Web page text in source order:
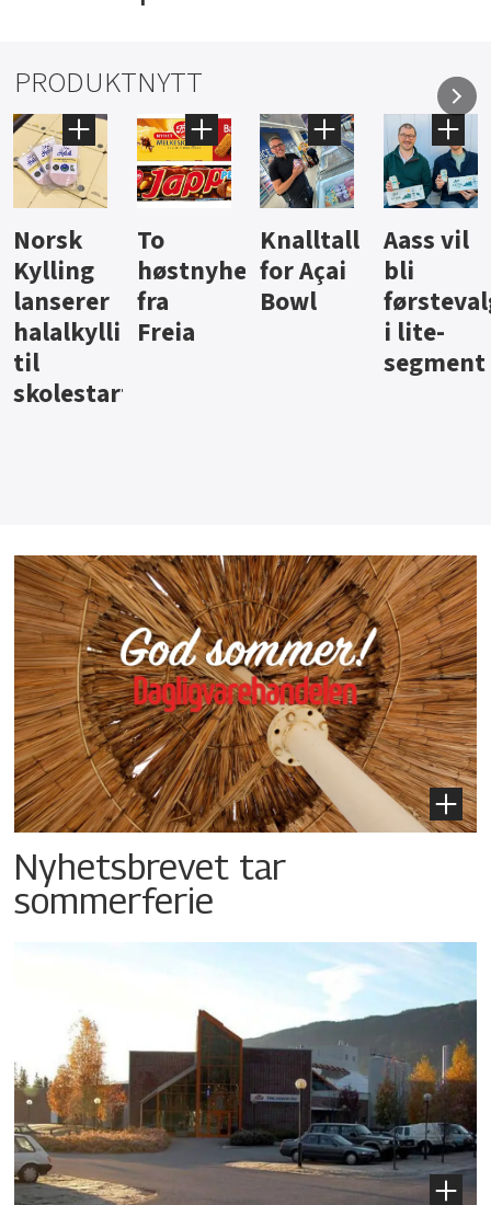
PRODUKTNYTT
Knalltall
for Açai
Bowl
Aass vil
bli
førstevalg
i lite-
Brus og
jus fra
Berentsen
Hard
iste fra
Hansa
Nyhetsbrevet tar
sommerferie